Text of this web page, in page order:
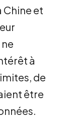
Chine et
à
de
être